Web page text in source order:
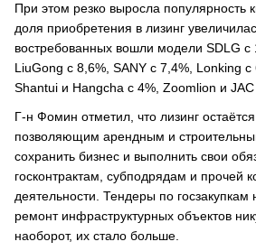
При этом резко выросла популярность
доля приобретения в лизинг
востребованных вошли модели SDLG с
LiuGong с 8,6%, SANY с 7,4%, Lonking с
Shantui и Hangcha с 4%, Zoomlion и JAC
Г-н Фомин отметил, что лизинг
позволяющим арендным и
сохранить бизнес и выполнить свои
госконтрактам, субподрядам и прочей
деятельности. Тендеры по госзакупкам
ремонт инфраструктурных объектов
наоборот, их стало больше.